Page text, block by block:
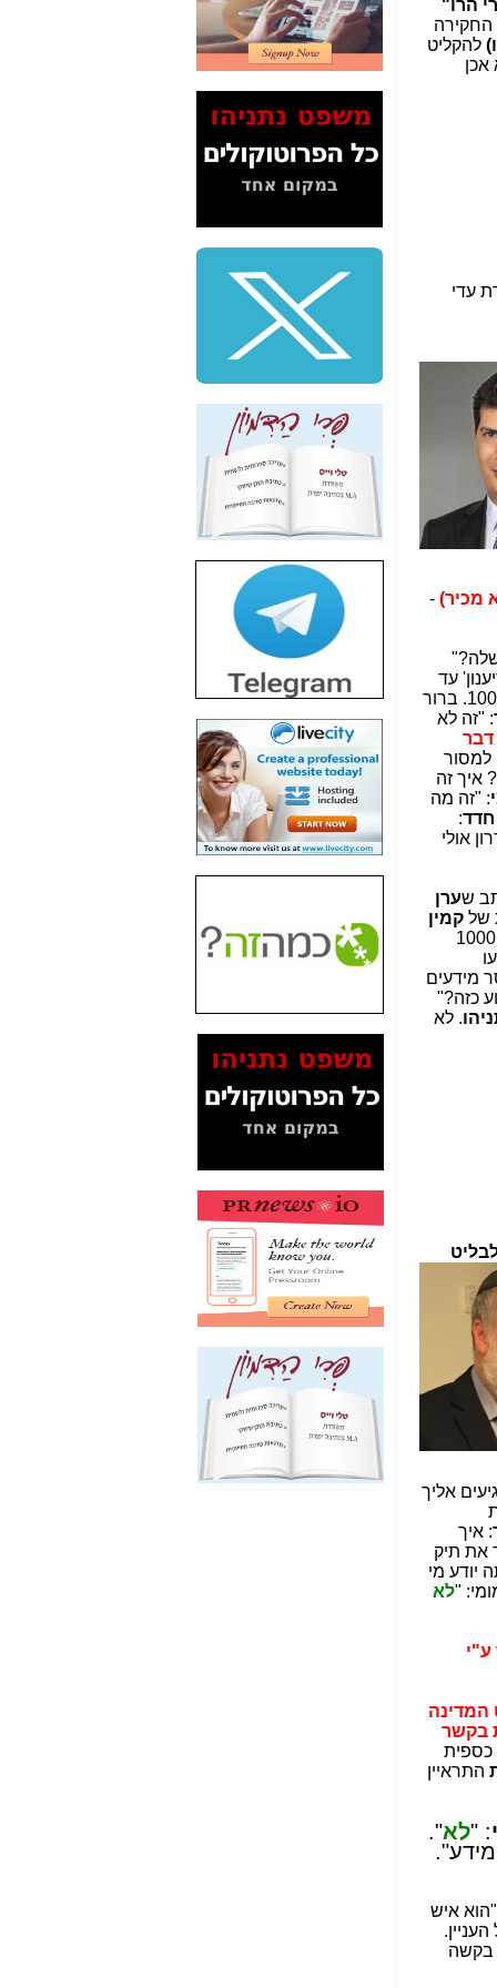
הרו"
החקירה
להקליט
אכן
עדי
-
עד
. זו פעם ראשונה שנטלת חלק בתיק 1000. ברור
: "זה לא
דבר
למסור
? איך זה
: "זה מה
חדד:
אולי
שערן
שלקמין
בתיק 1000
מידעים
כזה?"
. לא
אליך
: איך
את תיק
יודע מי
"לא
המדינה
בקשר
כספית
התראיין
: "לא".
איש
בקשה
2" על תעלולי השר
משה כחלון -כאן
המשך חשיפת הבלוף
ששמו "מהפיכת
הסלולר" ואיך מסרסים
את הנתונים לציבור -
כאן
סיכום ביקור בסיליקון
משקיעות ומפתחות
באותם תחומים -כאן
שלמה פילבר (עד
לאחרונה מנכ"ל משרד
התקשורת) - עד
מדינה? הצחקתם
"יש אפליה בחקירה"?
חשיפה: למה השר
משה כחלון לא נחקר
עד היום? -
כאן
חשיפת חשד לשחיתות
הדומה לזו של "תיק
הסלולר -כאן
חשיפת מה שלא
רוצים שתדעו בעניין
פריסת אנלימיטד
(בניחוח בלתי נסבל) -
כאן
חשיפה: איוב קרא
אישר לקבוצת סלקום
בדיוק מה שביבי אישר
כאן
האם השר איוב קרא
היה צריך בכלל לחתום
האם ביבי וקרא קבלו
בכלל תמורה עבור
ההטבות הרגולטוריות
Yes (תיק 4000)
מוכיחים "תפירת תיק"
לאיש הלא נכון! -כאן
עובדות ומסמכים
האם ביבי כשר
תקשורת עזר לקב'
בזק? -כאן
מה מקור ה-Fake
News שהביא לתפירת
תיק לביבי והעלמת
החשודים הנכונים -כאן
אחת הרגליים של "תיק
4000 התפור"
התמוטטה היום
בניצחון (כפול) של בזק
-
כאן
איך כתבות מפנקות
הפכו לפתע לטובת